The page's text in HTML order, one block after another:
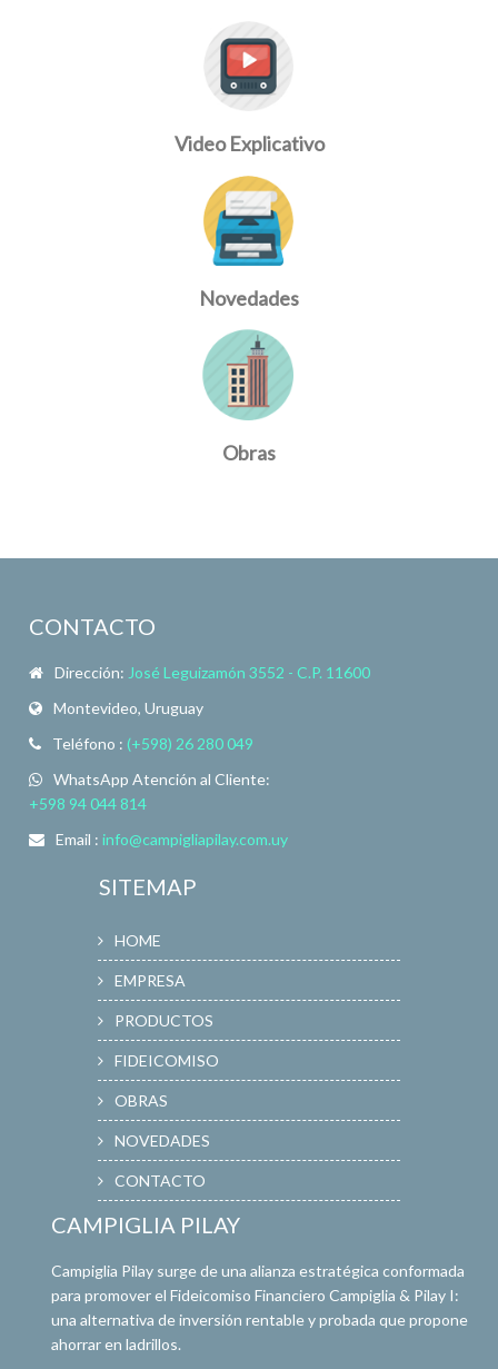
Video Explicativo
Novedades
Obras
CONTACTO
Dirección: José Leguizamón 3552 - C.P. 11600
Montevideo, Uruguay
Teléfono : (+598) 26 280 049
WhatsApp Atención al Cliente:
+598 94 044 814
Email :info@campigliapilay.com.uy
SITEMAP
HOME
EMPRESA
PRODUCTOS
FIDEICOMISO
OBRAS
NOVEDADES
CONTACTO
CAMPIGLIA PILAY
Campiglia Pilay surge de una alianza estratégica conformada
para promover el Fideicomiso Financiero Campiglia & Pilay I:
una alternativa de inversión rentable y probada que propone
ahorrar en ladrillos.